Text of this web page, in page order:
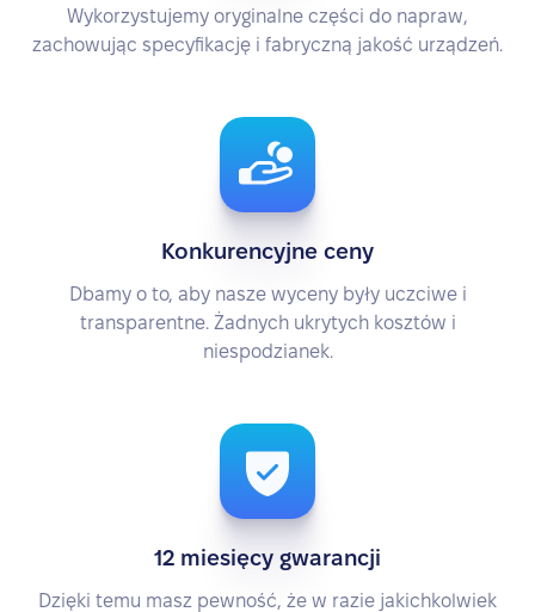
Wykorzystujemy oryginalne części do napraw,
zachowując specyfikację i fabryczną jakość urządzeń.
Konkurencyjne ceny
Dbamy o to, aby nasze wyceny były uczciwe i
transparentne. Żadnych ukrytych kosztów i
niespodzianek.
12 miesięcy gwarancji
Dzięki temu masz pewność, że w razie jakichkolwiek